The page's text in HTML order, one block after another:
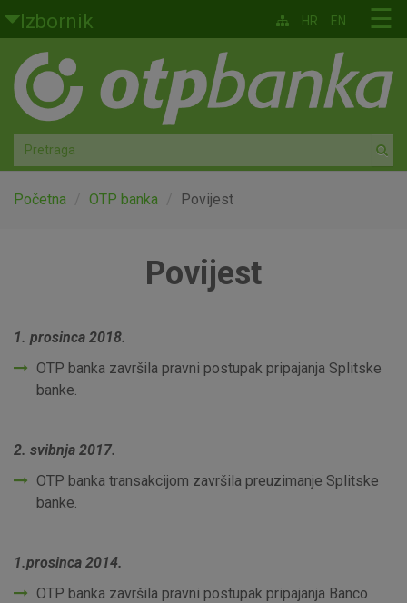
Skoči na glavni sadržaj
Izbornik
Građani
Privatno bankarstvo
Agro
Mala poduzeća i obrtnici
Faktoring
☰
HR EN
Početna OTP banka Povijest
Povijest
1. prosinca 2018.
OTP banka završila pravni postupak pripajanja Splitske
banke.
2. svibnja 2017.
OTP banka transakcijom završila preuzimanje Splitske
banke.
1.prosinca 2014.
OTP banka završila pravni postupak pripajanja Banco